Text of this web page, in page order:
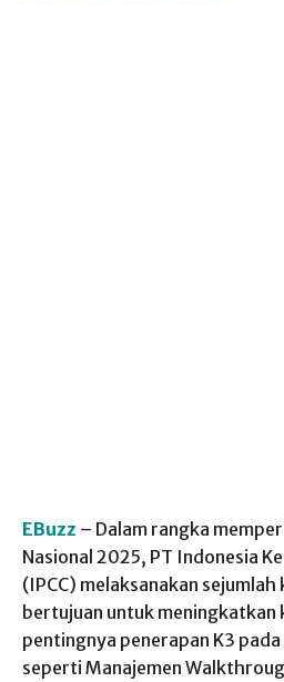
EBuzz – Dalam rangka
Nasional 2025, PT Indonesia
(IPCC) melaksanakan
bertujuan untuk meningkatkan
pentingnya penerapan K3
seperti Manajemen